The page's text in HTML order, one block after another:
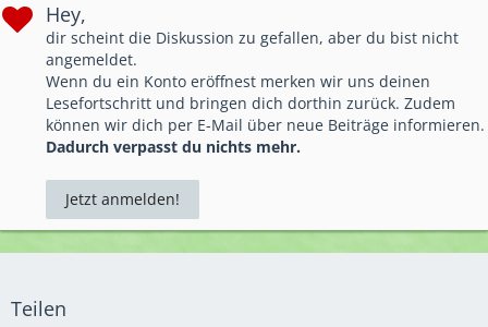
Hey,
dir scheint die Diskussion zu gefallen, aber du bist nicht
angemeldet.
Wenn du ein Konto eröffnest merken wir uns deinen
Lesefortschritt und bringen dich dorthin zurück. Zudem
können wir dich per E-Mail über neue Beiträge informieren.
Dadurch verpasst du nichts mehr.
Jetzt anmelden!
Teilen